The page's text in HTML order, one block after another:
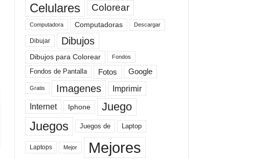
Celulares Colorear
Computadora Computadoras Descargar
Dibujar Dibujos
Dibujos para Colorear Fondos
Fondos de Pantalla Fotos Google
Gratis Imagenes Imprimir
Internet Iphone Juego
Juegos Juegos de Laptop
Laptops Mejor Mejores